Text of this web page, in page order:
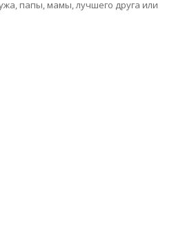
папы, мамы, лучшего друга или